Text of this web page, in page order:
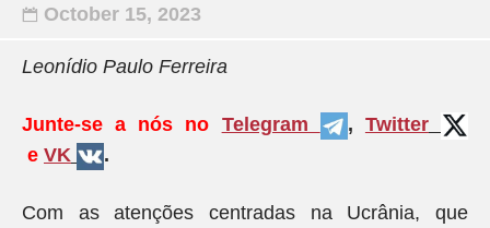
October 15, 2023
Leonídio Paulo Ferreira
Junte-se a nós no Telegram , Twitter
e VK .
Com as atenções centradas na Ucrânia, que